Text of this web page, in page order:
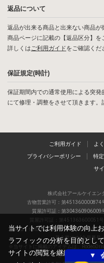
返品について
返品が出来る商品と出来ない商品が
商品ページに記載の【返品区分】を
詳しくはご利用ガイドをご確認くだ
保証規定(時計)
保証期間内での通常使用による突
にて修理・調整をさせて頂きます。
ご利用ガイド よ
プライバシーポリシー 特
サ
株式会社アールケイエン
古物営業許可：第451360000874
質屋許可証：第304360906009
質屋許可証：第451363600051号
当店は、偽造品の流通防止を目指す
員企業です(会員番号
※当サイトに掲載のアイテムは、
しているアイテムの
当サイトでは利用体験の向上
ラフィックの分析を目的とし
サイトの閲覧を継続された場
▼